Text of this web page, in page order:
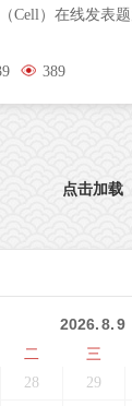
Cell）在线发表题
结直肠癌抗肿瘤
肠道神经与免疫
果。该发现为结
瘤治疗方面表现
稳定型（MSS）
为临床治疗的主
389
点击加载
2026.8.9
二 三
28 29